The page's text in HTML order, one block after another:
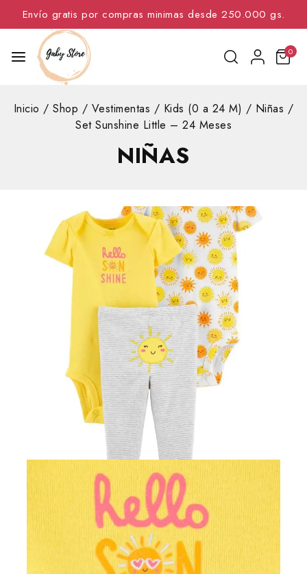
Envío gratis por compras minimas desde 250.000 gs.
0
Inicio / Shop / Vestimentas / Kids (0 a 24 M) / Niñas /
Set Sunshine Little – 24 Meses
NIÑAS